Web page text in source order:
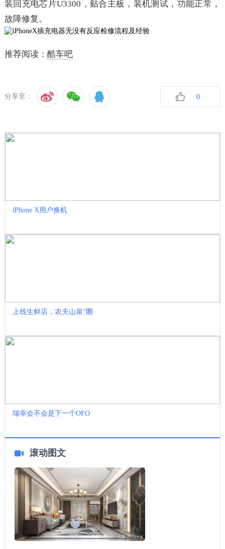
装回充电芯片U3300，贴合主板，装机测试，功能正常，
故障修复。
推荐阅读： 酷车吧
分享至： 0
iPhone X用户换机
上线生鲜店，农夫山泉“圈
瑞幸会不会是下一个OFO
滚动图文